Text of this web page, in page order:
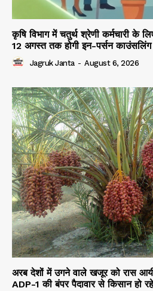
कृषि विभाग में चतुर्थ श्रेणी कर्मचारी के
12 अगस्त तक होगी इन-पर्सन काउंसलिंग
Jagruk Janta - August 6, 2026
अरब देशों में उगने वाले खजूर को रास
ADP-1 की बंपर पैदावार से किसान हो